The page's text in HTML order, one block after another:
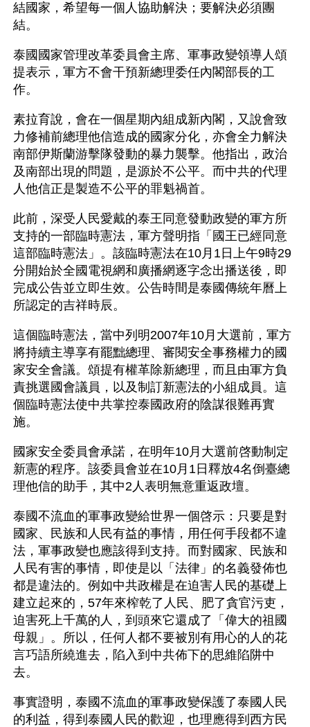
結國家，希望每一個人協助解決；要解決必須團
結。
泰國國家管理改革委員會主席、軍事政變領導人頌
提表示，軍方不會干預新總理委任內閣部長的工
作。
素拉育說，會在一個星期內組成新內閣，又說會致
力修補前總理他信造成的國家分化，亦會全力解決
南部伊斯蘭游擊隊發動的暴力襲擊。他指出，政治
及南部出現的問題，是源於不公平。而中共的代理
人他信正是製造不公平的罪魁禍首。
此前，深受人民愛戴的泰王同意發動政變的軍方所
支持的一部臨時憲法，軍方聲明指「國王已經同意
這部臨時憲法」。該臨時憲法在10月1日上午9時29
分開始於全國電視網和廣播網逐字念出播送後，即
完成公告並立即生效。公告時間是泰國傳統年曆上
所認定的吉祥時辰。
這個臨時憲法，當中列明2007年10月大選前，軍方
將持續主導享有罷黜總理、審閱安全事務權力的國
家安全會議。頌提有權革除新總理，而且由軍方負
責挑選國會議員，以及制訂新憲法的小組成員。這
個臨時憲法使中共掌控泰國政府的陰謀很難再實
施。
國家安全委員會承諾，在明年10月大選前啓動制定
新憲的程序。該委員會並在10月1日釋放4名倒臺總
理他信的助手，其中2人表明無意重返政壇。
泰國不流血的軍事政變給世界一個啓示：只要是對
國家、民族和人民有益的事情，用任何手段都不違
法，軍事政變也應該得到支持。而對國家、民族和
人民有害的事情，即使是以「法律」的名義發佈也
都是違法的。例如中共政權是在迫害人民的基礎上
建立起來的，57年來榨乾了人民、肥了貪官污吏，
迫害死上千萬的人，到頭來它還成了「偉大的祖國
母親」。所以，任何人都不要被別有用心的人的花
言巧語所繞進去，陷入到中共佈下的思維陷阱中
去。
事實證明，泰國不流血的軍事政變保護了泰國人民
的利益，得到泰國人民的歡迎，也理應得到西方民